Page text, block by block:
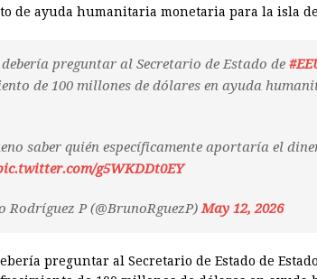
[ 5 agosto 2026 ] Trump: “Estamos
de Venezuela” INTERNACIONALES
de ayuda humanitaria monetaria para la isla
preguntar al Secretario de Estado de
de 100 millones de dólares en ayuda
saber quién específicamente aportaría el
g5WKDDt0EY
Rodríguez P (@BrunoRguezP)May 12, 2026
preguntar al Secretario de Estado de